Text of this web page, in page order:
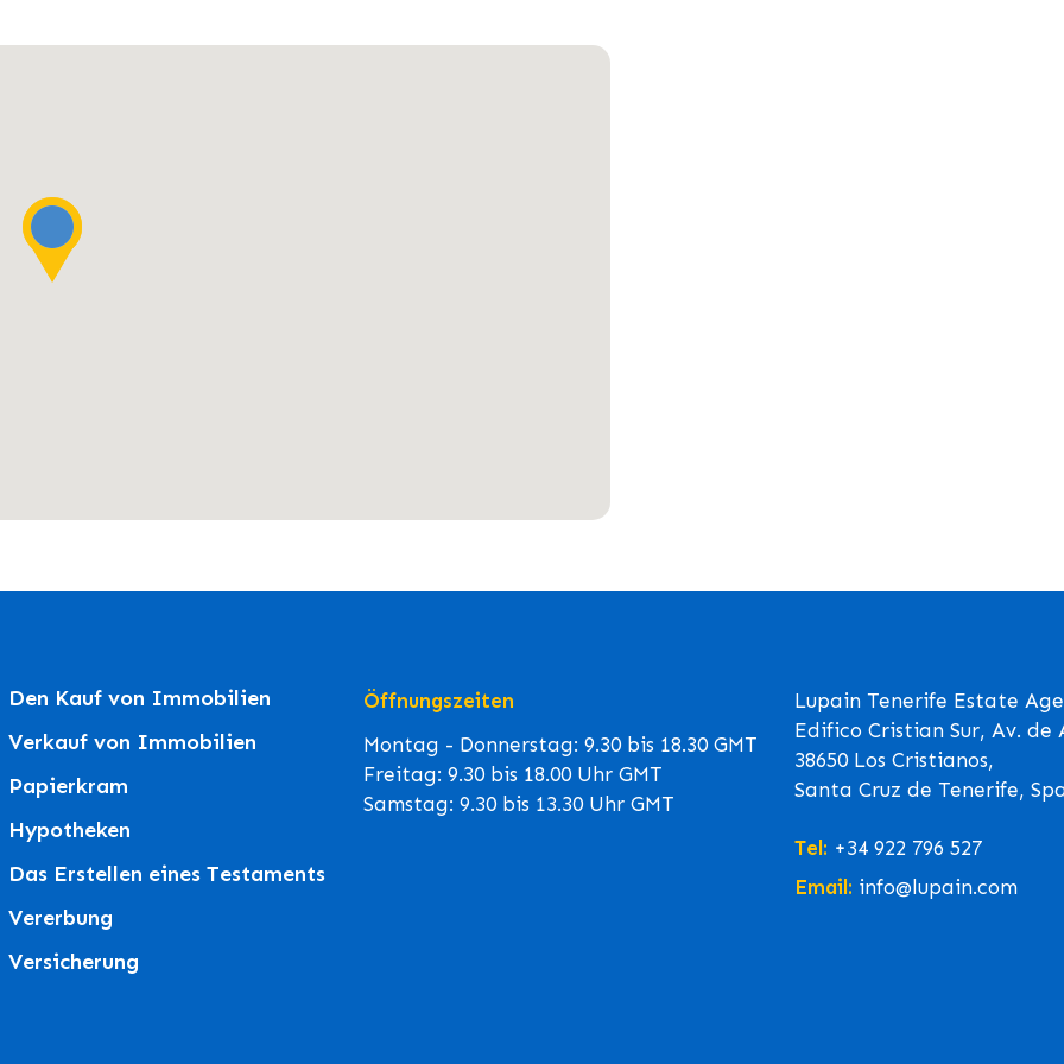
Den Kauf von Immobilien
Verkauf von Immobilien
Papierkram
Hypotheken
Das Erstellen eines Testaments
Vererbung
Versicherung
Öffnungszeiten
Montag - Donnerstag: 9.30 bis 18.30 GMT
Freitag: 9.30 bis 18.00 Uhr GMT
Samstag: 9.30 bis 13.30 Uhr GMT
Lupain Tenerife Estate
Edifico Cristian Sur, Av. de
38650 Los Cristianos,
Santa Cruz de Tenerife,
Tel: +34 922 796 527
Email: info@lupain.com